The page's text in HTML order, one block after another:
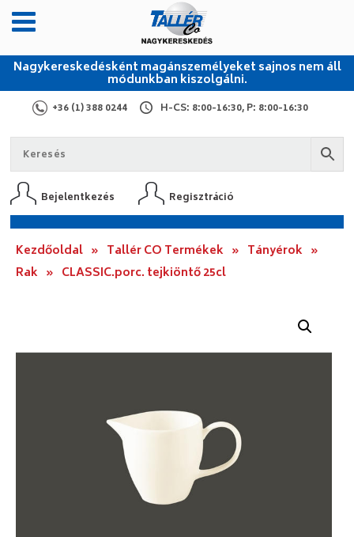
Nagykereskedésként magánszemélyeket sajnos nem áll
módunkban kiszolgálni.
+36 (1) 388 0244 H-CS: 8:00-16:30, P: 8:00-16:30
Bejelentkezés Regisztráció
Kezdőoldal » Tallér CO Termékek » Tányérok »
Rak » CLASSIC.porc. tejkiöntő 25cl